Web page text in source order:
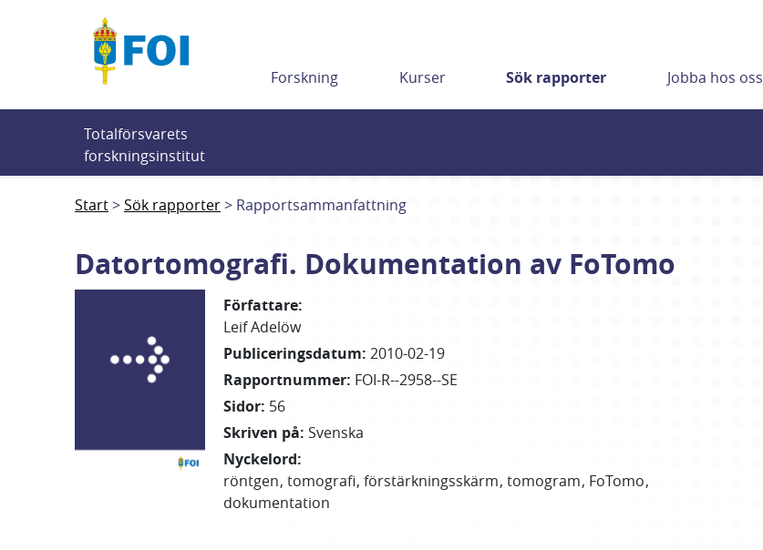
Forskning Kurser Sök rapporter Jobba hos oss
Totalförsvarets
forskningsinstitut
Start Sök rapporter Rapportsammanfattning
Datortomografi. Dokumentation av FoTomo
Författare:
Leif Adelöw
Publiceringsdatum: 2010-02-19
Rapportnummer: FOI-R--2958--SE
Sidor: 56
Skriven på: Svenska
Nyckelord:
röntgen tomografi förstärkningsskärm tomogram FoTomo
dokumentation